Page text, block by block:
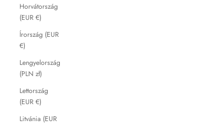
Horvátország
(EUR €)
Írország (EUR
€)
Lengyelország
(PLN zł)
Lettország
(EUR €)
Litvánia (EUR